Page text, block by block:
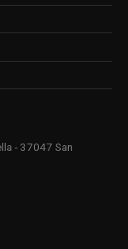
- 37047 San